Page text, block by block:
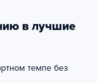
в лучшие
темпе без